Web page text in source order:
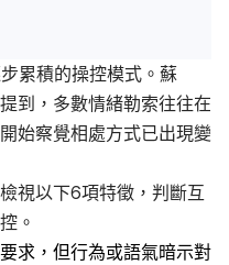
累積的操控模式。蘇
到，多數情緒勒索往往在
始察覺相處方式已出現變
視以下6項特徵，判斷互
。
求，但行為或語氣暗示對